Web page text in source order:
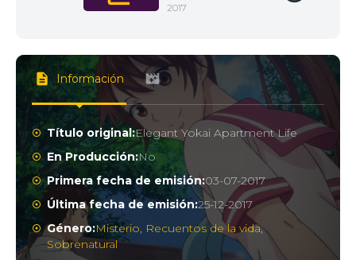
2017
Información
Título original:Elegant Yokai Apartment Life
En Producción:No
Primera fecha de emisión:03-07-2017
Última fecha de emisión:25-12-2017
Género:Misterio, Recuentos de la vida,
Sobrenatural